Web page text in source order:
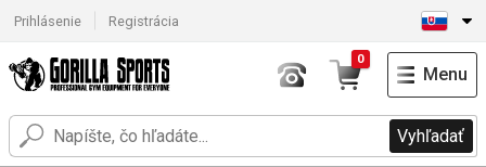
Prihlásenie Registrácia
Vyhľadať
0
Menu